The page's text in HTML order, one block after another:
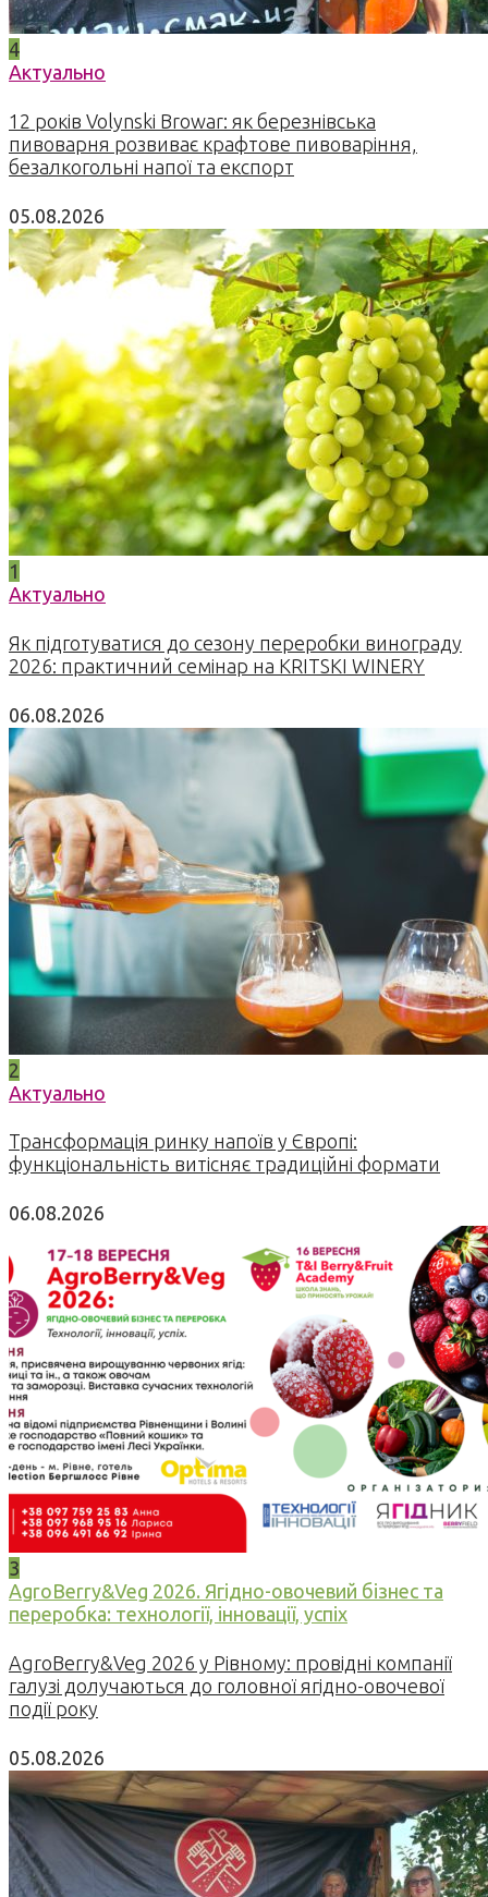
4
Актуально
12 років Volynski Browar: як березнівська
пивоварня розвиває крафтове пивоваріння,
безалкогольні напої та експорт
05.08.2026
1
Актуально
Як підготуватися до сезону переробки винограду
2026: практичний семінар на KRITSKI WINERY
06.08.2026
2
Актуально
Трансформація ринку напоїв у Європі:
функціональність витісняє традиційні формати
06.08.2026
3
AgroBerry&Veg 2026. Ягідно-овочевий бізнес та
переробка: технології, інновації, успіх
AgroBerry&Veg 2026 у Рівному: провідні компанії
галузі долучаються до головної ягідно-овочевої
події року
05.08.2026